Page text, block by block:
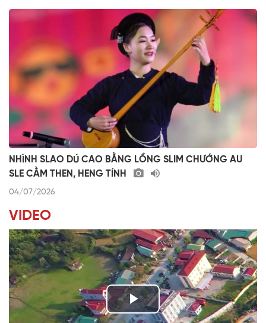
NHÌNH SLAO DÚ CAO BẰNG LỒNG SLIM CHƯỚNG AU
SLE CẰM THEN, HENG TÍNH
04/07/2026
VIDEO
P